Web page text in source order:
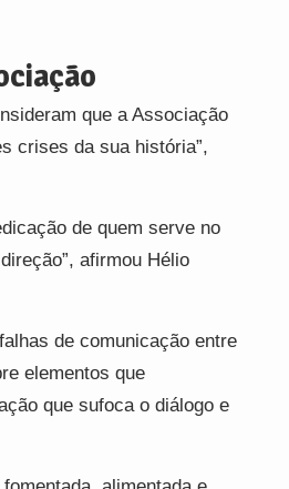
que a Associação
crises da sua história”,
de quem serve no
afirmou Hélio
de comunicação entre
elementos que
que sufoca o diálogo e